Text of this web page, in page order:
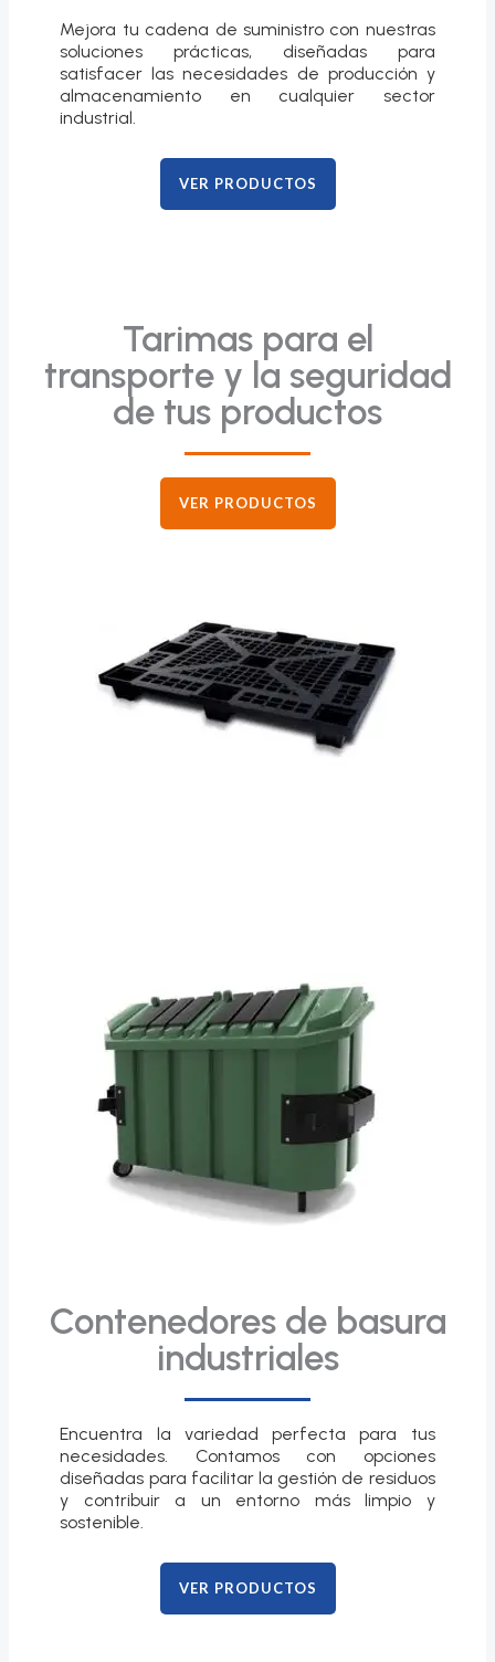
Mejora tu cadena de suministro con nuestras
soluciones prácticas, diseñadas para
satisfacer las necesidades de producción y
almacenamiento en cualquier sector
industrial.
VER PRODUCTOS
Tarimas para el
transporte y la seguridad
de tus productos
VER PRODUCTOS
Contenedores de basura
industriales
Encuentra la variedad perfecta para tus
necesidades. Contamos con opciones
diseñadas para facilitar la gestión de residuos
y contribuir a un entorno más limpio y
sostenible.
VER PRODUCTOS